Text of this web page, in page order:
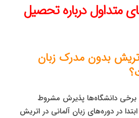
متداول درباره تحصیل
بدون مدرک زبان
برخی دانشگاه‌ها پذیرش مشروط
در دوره‌های زبان آلمانی در اتریش